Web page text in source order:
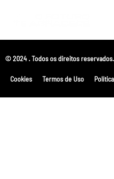
© 2024 . Todos os direitos
Cookies Termos de Uso